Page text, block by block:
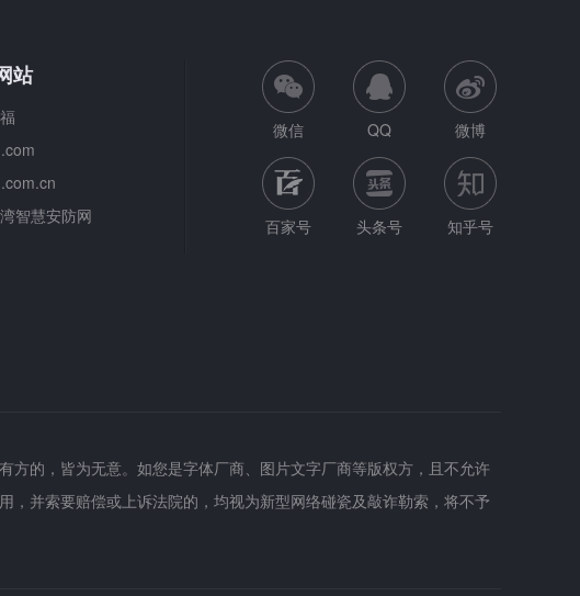
站
智慧安防网
微信 QQ 微博
百家号 头条号 知乎号
的，皆为无意。如您是字体厂商、图片文字厂商等版权方，且不允许
并索要赔偿或上诉法院的，均视为新型网络碰瓷及敲诈勒索，将不予